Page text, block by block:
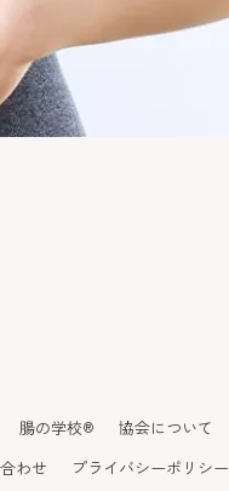
腸の学校® 協会について
わせ
プライバシーポリシー